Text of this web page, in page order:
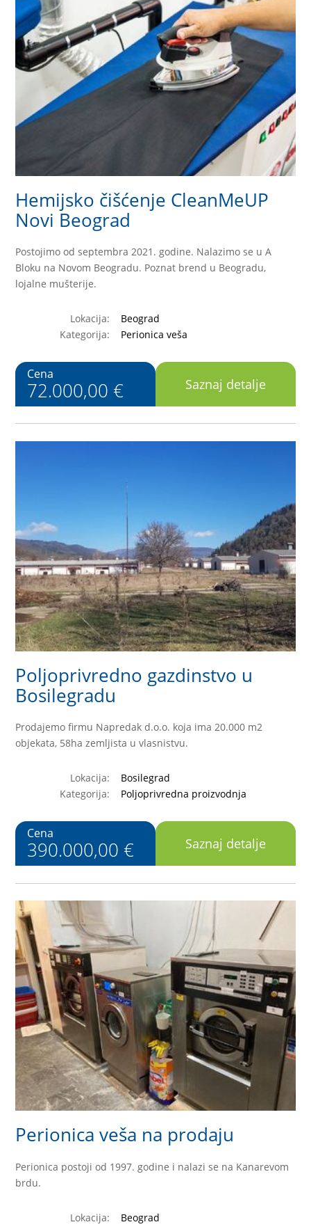
Hemijsko čišćenje CleanMeUP
Novi Beograd
Postojimo od septembra 2021. godine. Nalazimo se u A
Bloku na Novom Beogradu. Poznat brend u Beogradu,
lojalne mušterije.
Lokacija:
Beograd
Kategorija:
Perionica veša
Cena
72.000,00 € Saznaj detalje
Poljoprivredno gazdinstvo u
Bosilegradu
Prodajemo firmu Napredak d.o.o. koja ima 20.000 m2
objekata, 58ha zemljista u vlasnistvu.
Lokacija:
Bosilegrad
Kategorija:
Poljoprivredna proizvodnja
Cena
390.000,00 € Saznaj detalje
Perionica veša na prodaju
Perionica postoji od 1997. godine i nalazi se na Kanarevom
brdu.
Lokacija:
Beograd